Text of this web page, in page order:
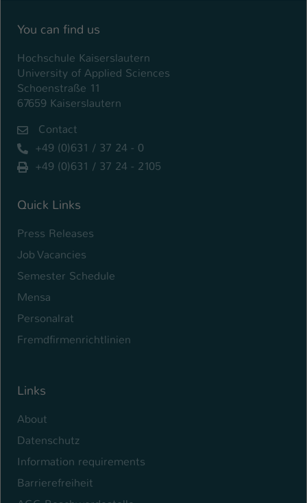
You can find us
Hochschule Kaiserslautern
University of Applied Sciences
Schoenstraße 11
67659 Kaiserslautern
Contact
+49 (0)631 / 37 24 - 0
+49 (0)631 / 37 24 - 2105
Quick Links
Press Releases
Job Vacancies
Semester Schedule
Mensa
Personalrat
Fremdfirmenrichtlinien
Links
About
Datenschutz
Information requirements
Barrierefreiheit